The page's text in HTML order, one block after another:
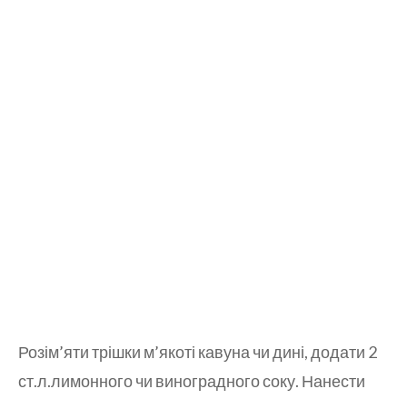
Розім’яти трішки м’якоті кавуна чи дині, додати 2
ст.л.лимонного чи виноградного соку. Нанести